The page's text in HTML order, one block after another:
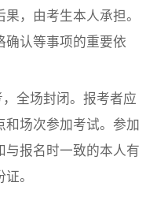
，由考生本人承担。
确认等事项的重要依
全场封闭。报考者应
场次参加考试。参加
报名时一致的本人有
。